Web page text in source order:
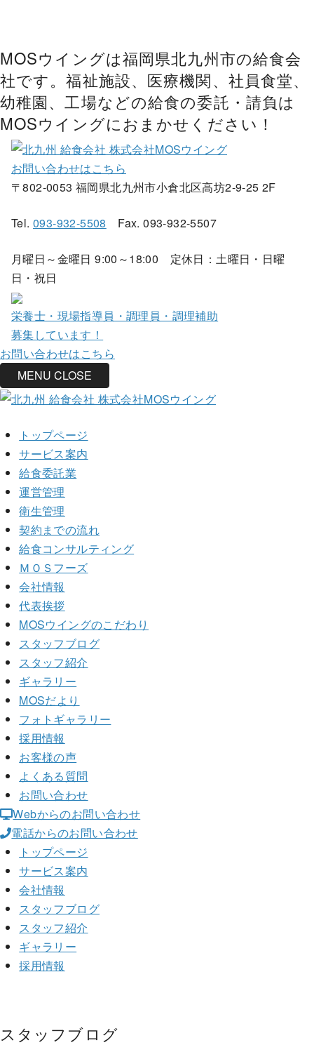
MOSウイングは福岡県北九州市の給食会
社です。福祉施設、医療機関、社員食堂、
幼稚園、工場などの給食の委託・請負は
MOSウイングにおまかせください！
お問い合わせはこちら
〒802-0053 福岡県北九州市小倉北区高坊2-9-25 2F
Tel. 093-932-5508 Fax. 093-932-5507
月曜日～金曜日 9:00～18:00 定休日：土曜日・日曜
日・祝日
栄養士・現場指導員・調理員・調理補助
募集しています！
お問い合わせはこちら
MENU CLOSE
トップページ
サービス案内
給食委託業
運営管理
衛生管理
契約までの流れ
給食コンサルティング
ＭＯＳフーズ
会社情報
代表挨拶
MOSウイングのこだわり
スタッフブログ
スタッフ紹介
ギャラリー
MOSだより
フォトギャラリー
採用情報
お客様の声
よくある質問
お問い合わせ
Webからのお問い合わせ
電話からのお問い合わせ
トップページ
サービス案内
会社情報
スタッフブログ
スタッフ紹介
ギャラリー
採用情報
スタッフブログ